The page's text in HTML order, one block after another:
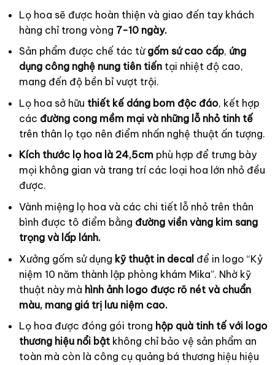
Lọ hoa sẽ được hoàn thiện và giao đến tay khách
hàng chỉ trong vòng 7-10 ngày.
Sản phẩm được chế tác từ gốm sứ cao cấp, ứng
dụng công nghệ nung tiên tiếntại nhiệt độ cao,
mang đến độ bền bỉ vượt trội.
Lọ hoa sở hữu thiết kế dáng bom độc đáo, kết hợp
các đường cong mềm mại và những lỗ nhỏ tinh tế
trên thân lọ tạo nên điểm nhấn nghệ thuật ấn tượng.
Kích thước lọ hoa là 24,5cm phù hợp để trưng bày
mọi không gian và trang trí các loại hoa lớn nhỏ đều
được.
Vành miệng lọ hoa và các chi tiết lỗ nhỏ trên thân
bình được tô điểm bằng đường viền vàng kim sang
trọng và lấp lánh.
Xưởng gốm sử dụng kỹ thuật in decal để in logo “Kỷ
niệm 10 năm thành lập phòng khám Mika”. Nhờ kỹ
thuật này mà hình ảnh logo được rõ nét và chuẩn
màu, mang giá trị lưu niệm cao.
Lọ hoa được đóng gói trong hộp quà tinh tế với logo
thương hiệu nổi bật không chỉ bảo vệ sản phẩm an
toàn mà còn là công cụ quảng bá thương hiệu hiệu